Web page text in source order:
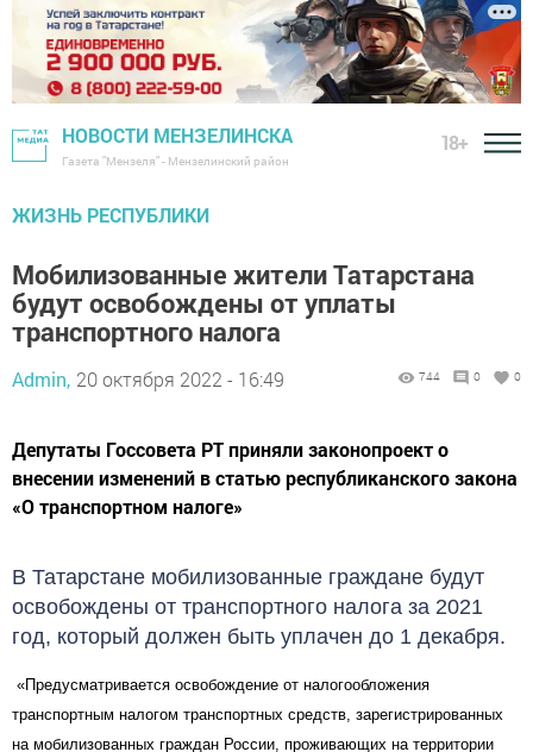
НОВОСТИ МЕНЗЕЛИНСКА
Газета "Мензеля" - Мензелинский район
18+
ЖИЗНЬ РЕСПУБЛИКИ
Мобилизованные жители Татарстана
будут освобождены от уплаты
транспортного налога
Admin, 20 октября 2022 - 16:49 744 0 0
Депутаты Госсовета РТ приняли законопроект о
внесении изменений в статью республиканского закона
«О транспортном налоге»
В Татарстане мобилизованные граждане будут
освобождены от транспортного налога за 2021
год, который должен быть уплачен до 1 декабря.
«Предусматривается освобождение от налогообложения
транспортным налогом транспортных средств, зарегистрированных
на мобилизованных граждан России, проживающих на территории